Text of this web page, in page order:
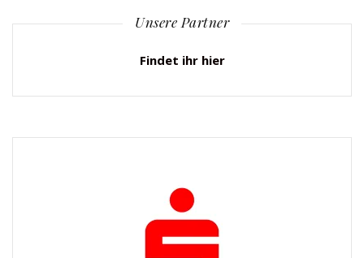
Unsere Partner
Findet ihr hier